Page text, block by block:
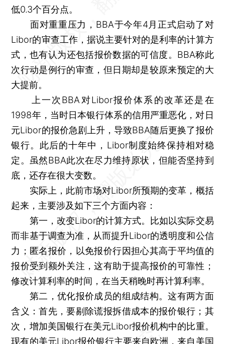
低0.3个百分点。
面对重重压力，BBA于今年4月正式启动了对
Libor的审查工作，据说主要针对的是利率的计算方
式，也有认为还包括报价数据的可信度。BBA称此
次行动是例行的审查，但日期却是较原来预定的大
大提前。
上一次BBA对Libor报价体系的改革还是在
1998年，当时日本银行体系的信用严重恶化，对日
元Libor的报价急剧上升，导致BBA随后更换了报价
银行。此后的十年中，Libor制度始终保持相对稳
定。虽然BBA此次在尽力维持原状，但能否坚持到
底，还存在很大变数。
实际上，此前市场对Libor所预期的变革，概括
起来，主要涉及如下三个方面内容：
第一，改变Libor的计算方式。比如以实际交易
而非基于调查为准，从而提升Libor的透明度和公信
力；匿名报价，以免报价行因担心其高于平均值的
报价受到额外关注，这有助于提高报价的可靠性；
修改计算利率的时间，在当天稍晚时再计算利率。
第二，优化报价成员的组成结构。这有两方面
含义：首先，要剔除谎报拆借成本的报价银行；其
次，增加美国银行在美元Libor报价机构中的比重。
现有的美元Libor报价银行主要来自欧洲，来自美国